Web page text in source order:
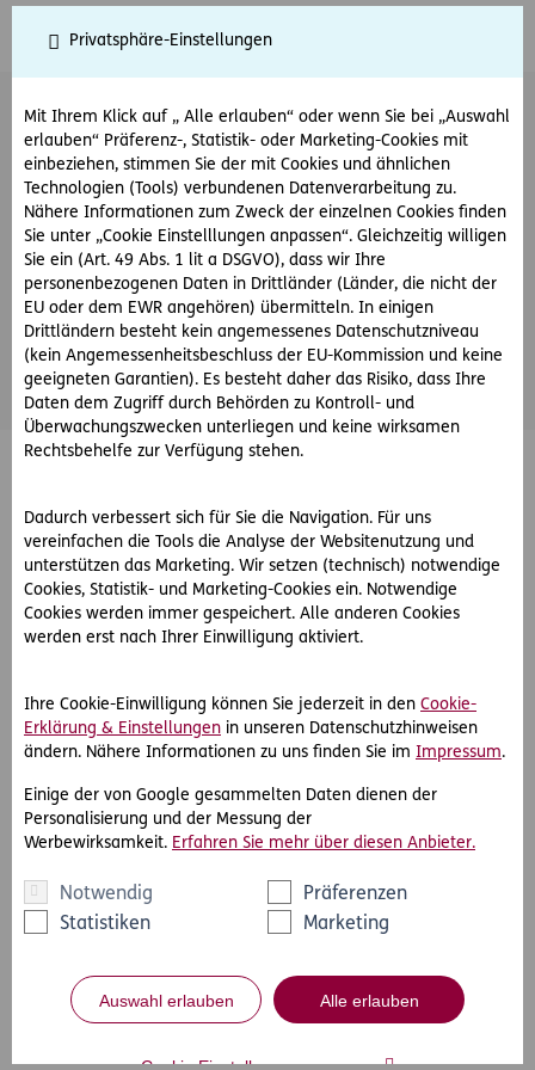
Privatsphäre-Einstellungen
Mit Ihrem Klick auf „ Alle erlauben“ oder wenn Sie bei „Auswahl
erlauben“ Präferenz-, Statistik- oder Marketing-Cookies mit
einbeziehen, stimmen Sie der mit Cookies und ähnlichen
Technologien (Tools) verbundenen Datenverarbeitung zu.
Nähere Informationen zum Zweck der einzelnen Cookies finden
Sie unter „Cookie Einstelllungen anpassen“. Gleichzeitig willigen
Sie ein (Art. 49 Abs. 1 lit a DSGVO), dass wir Ihre
personenbezogenen Daten in Drittländer (Länder, die nicht der
EU oder dem EWR angehören) übermitteln. In einigen
Drittländern besteht kein angemessenes Datenschutzniveau
(kein Angemessenheitsbeschluss der EU-Kommission und keine
geeigneten Garantien). Es besteht daher das Risiko, dass Ihre
Daten dem Zugriff durch Behörden zu Kontroll- und
Überwachungszwecken unterliegen und keine wirksamen
Rechtsbehelfe zur Verfügung stehen.
Dadurch verbessert sich für Sie die Navigation. Für uns
vereinfachen die Tools die Analyse der Websitenutzung und
unterstützen das Marketing. Wir setzen (technisch) notwendige
Cookies, Statistik- und Marketing-Cookies ein. Notwendige
Cookies werden immer gespeichert. Alle anderen Cookies
werden erst nach Ihrer Einwilligung aktiviert.
Ihre Cookie-Einwilligung können Sie jederzeit in den Cookie-
Erklärung & Einstellungen in unseren Datenschutzhinweisen
ändern. Nähere Informationen zu uns finden Sie im Impressum.
Einige der von Google gesammelten Daten dienen der
Personalisierung und der Messung der
Werbewirksamkeit. Erfahren Sie mehr über diesen Anbieter.
Notwendig
Präferenzen
Statistiken
Marketing
Auswahl erlauben Alle erlauben
WohnlichER GO!
WohnlichER GO steht derzeit nicht zur Verfügung
Barrierefreiheit
Impressum
Rechtliche Hinweise & Datenschutzerklärung